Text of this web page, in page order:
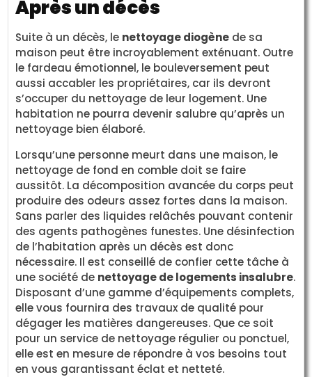
Après un décès
Suite à un décès, le nettoyage diogène de sa
maison peut être incroyablement exténuant. Outre
le fardeau émotionnel, le bouleversement peut
aussi accabler les propriétaires, car ils devront
s’occuper du nettoyage de leur logement. Une
habitation ne pourra devenir salubre qu’après un
nettoyage bien élaboré.
Lorsqu’une personne meurt dans une maison, le
nettoyage de fond en comble doit se faire
aussitôt. La décomposition avancée du corps peut
produire des odeurs assez fortes dans la maison.
Sans parler des liquides relâchés pouvant contenir
des agents pathogènes funestes. Une désinfection
de l’habitation après un décès est donc
nécessaire. Il est conseillé de confier cette tâche à
une société de nettoyage de logements insalubre.
Disposant d’une gamme d’équipements complets,
elle vous fournira des travaux de qualité pour
dégager les matières dangereuses. Que ce soit
pour un service de nettoyage régulier ou ponctuel,
elle est en mesure de répondre à vos besoins tout
en vous garantissant éclat et netteté.